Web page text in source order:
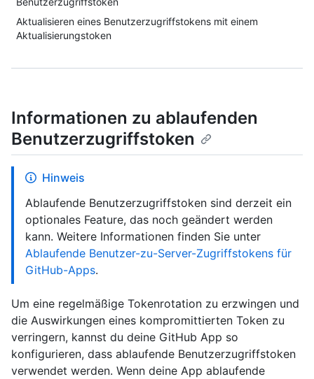
Aktualisieren eines Benutzerzugriffstokens mit einem
Aktualisierungstoken
Informationen zu ablaufenden
Benutzerzugriffstoken
Hinweis
Ablaufende Benutzerzugriffstoken sind derzeit ein
optionales Feature, das noch geändert werden
kann. Weitere Informationen finden Sie unter
Ablaufende Benutzer-zu-Server-Zugriffstokens für
GitHub-Apps.
Um eine regelmäßige Tokenrotation zu erzwingen und
die Auswirkungen eines kompromittierten Token zu
verringern, kannst du deine GitHub App so
konfigurieren, dass ablaufende Benutzerzugriffstoken
verwendet werden. Wenn deine App ablaufende